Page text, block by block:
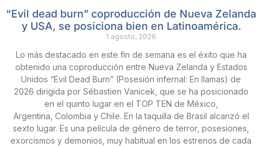
“Evil dead burn” coproducción de Nueva Zelanda
y USA, se posiciona bien en Latinoamérica.
1 agosto, 2026
Lo más destacado en este fin de semana es el éxito que ha
obtenido una coproducción entre Nueva Zelanda y Estados
Unidos “Evil Dead Burn” (Posesión infernal: En llamas) de
2026 dirigida por Sébastien Vanicek, que se ha posicionado
en el quinto lugar en el TOP TEN de México,
Argentina, Colombia y Chile. En la taquilla de Brasil alcanzó el
sexto lugar. Es una película de género de terror, posesiones,
exorcismos y demonios, muy habitual en los estrenos de cada